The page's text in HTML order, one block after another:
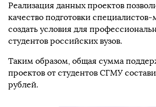
Реализация данных проектов
качество подготовки
создать условия для
студентов российских вузов.
Таким образом, общая сумма
проектов от студентов СГМУ
рублей.